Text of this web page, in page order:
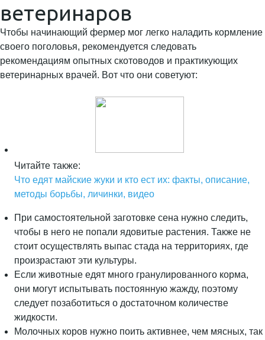
ветеринаров
Чтобы начинающий фермер мог легко наладить кормление
своего поголовья, рекомендуется следовать
рекомендациям опытных скотоводов и практикующих
ветеринарных врачей. Вот что они советуют:
Читайте также:
Что едят майские жуки и кто ест их: факты, описание,
методы борьбы, личинки, видео
При самостоятельной заготовке сена нужно следить,
чтобы в него не попали ядовитые растения. Также не
стоит осуществлять выпас стада на территориях, где
произрастают эти культуры.
Если животные едят много гранулированного корма,
они могут испытывать постоянную жажду, поэтому
следует позаботиться о достаточном количестве
жидкости.
Молочных коров нужно поить активнее, чем мясных, так